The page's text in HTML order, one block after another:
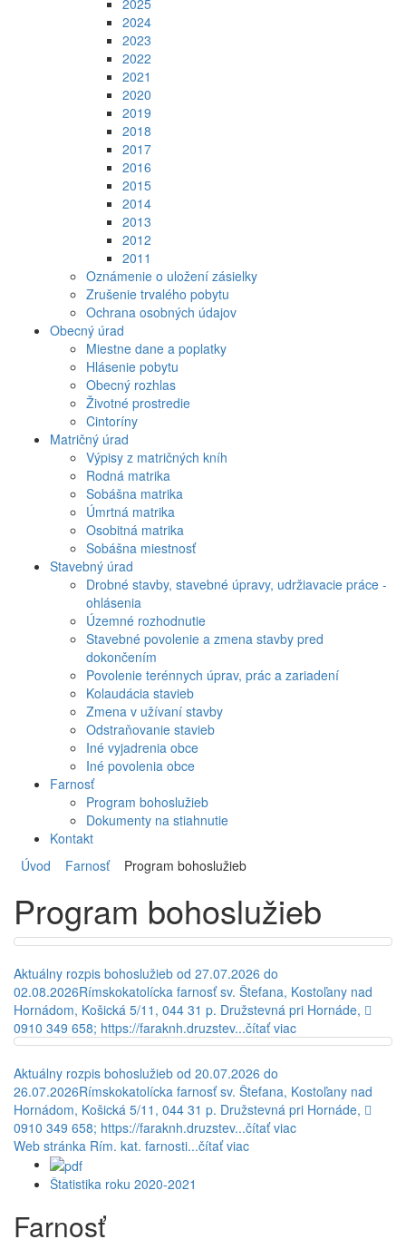
2025
2024
2023
2022
2021
2020
2019
2018
2017
2016
2015
2014
2013
2012
2011
Oznámenie o uložení zásielky
Zrušenie trvalého pobytu
Ochrana osobných údajov
Obecný úrad
Miestne dane a poplatky
Hlásenie pobytu
Obecný rozhlas
Životné prostredie
Cintoríny
Matričný úrad
Výpisy z matričných kníh
Rodná matrika
Sobášna matrika
Úmrtná matrika
Osobitná matrika
Sobášna miestnosť
Stavebný úrad
Drobné stavby, stavebné úpravy, udržiavacie práce -
ohlásenia
Územné rozhodnutie
Stavebné povolenie a zmena stavby pred
dokončením
Povolenie terénnych úprav, prác a zariadení
Kolaudácia stavieb
Zmena v užívaní stavby
Odstraňovanie stavieb
Iné vyjadrenia obce
Iné povolenia obce
Farnosť
Program bohoslužieb
Dokumenty na stiahnutie
Kontakt
Úvod
Farnosť Program bohoslužieb
Program bohoslužieb
Aktuálny rozpis bohoslužieb od 27.07.2026 do
02.08.2026Rímskokatolícka farnosť sv. Štefana, Kostoľany nad
Hornádom, Košická 5/11, 044 31 p. Družstevná pri Hornáde, 
0910 349 658; https://faraknh.druzstev...čítať viac
Aktuálny rozpis bohoslužieb od 20.07.2026 do
26.07.2026Rímskokatolícka farnosť sv. Štefana, Kostoľany nad
Hornádom, Košická 5/11, 044 31 p. Družstevná pri Hornáde, 
0910 349 658; https://faraknh.druzstev...čítať viac
Web stránka Rím. kat. farnosti...čítať viac
Štatistika roku 2020-2021
Farnosť